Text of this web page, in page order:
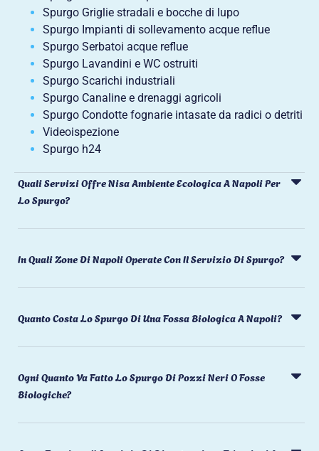
Spurgo Griglie stradali e bocche di lupo
Spurgo Impianti di sollevamento acque reflue
Spurgo Serbatoi acque reflue
Spurgo Lavandini e WC ostruiti
Spurgo Scarichi industriali
Spurgo Canaline e drenaggi agricoli
Spurgo Condotte fognarie intasate da radici o detriti
Videoispezione
Spurgo h24
Quali Servizi Offre Nisa Ambiente Ecologica A Napoli Per
Lo Spurgo?
In Quali Zone Di Napoli Operate Con Il Servizio Di Spurgo?
Quanto Costa Lo Spurgo Di Una Fossa Biologica A Napoli?
Ogni Quanto Va Fatto Lo Spurgo Di Pozzi Neri O Fosse
Biologiche?